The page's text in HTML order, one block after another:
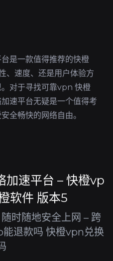
是一款值得推荐的快橙
、速度、还是用户体验方
对于寻找可靠vpn 快橙
速平台无疑是一个值得考
全畅快的网络自由。
加速平台 – 快橙vp
软件 版本5
时随地安全上网 – 跨
退款吗 快橙vpn兑换